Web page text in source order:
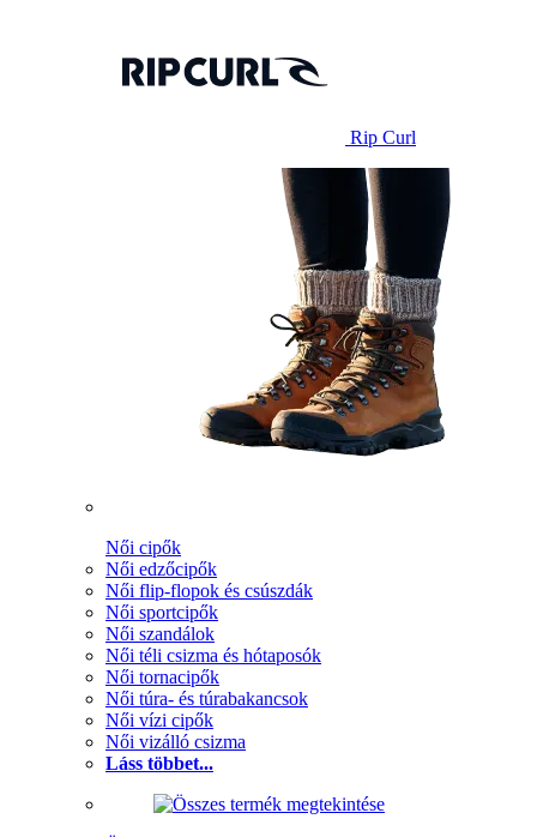
Rip Curl
Női cipők
Női edzőcipők
Női flip-flopok és csúszdák
Női sportcipők
Női szandálok
Női téli csizma és hótaposók
Női tornacipők
Női túra- és túrabakancsok
Női vízi cipők
Női vizálló csizma
Láss többet...